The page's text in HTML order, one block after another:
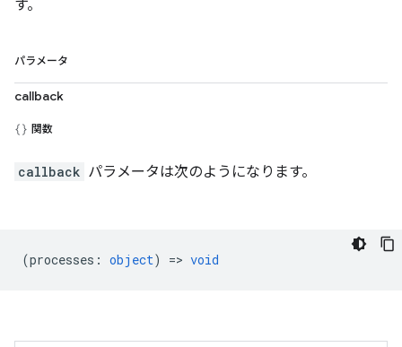
す。
パラメータ
callback
関数
callback パラメータは次のようになります。
(processes : object) => void